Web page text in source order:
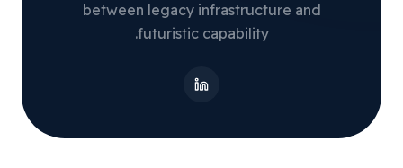
between legacy infrastructure and
futuristic capability.